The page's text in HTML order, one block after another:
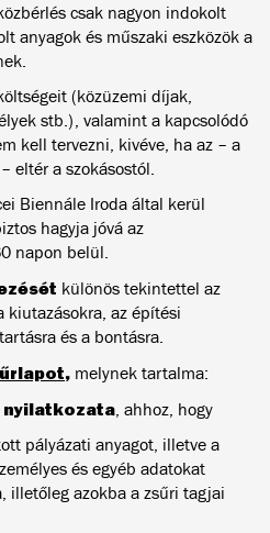
csak nagyon indokolt
anyagok és műszaki eszközök a
(közüzemi díjak,
stb.), valamint a kapcsolódó
kell tervezni, kivéve, ha az – a
eltér a szokásostól.
Biennále Iroda által kerül
hagyja jóvá az
napon belül.
különös tekintettel az
kiutazásokra, az építési
és a bontásra.
, melynek tartalma:
, ahhoz, hogy
pályázati anyagot, illetve a
és egyéb adatokat
illetőleg azokba a zsűri tagjai